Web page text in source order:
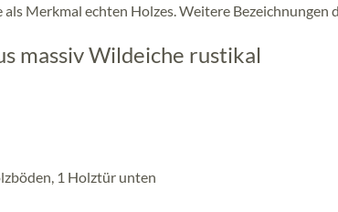
Merkmal echten Holzes. Weitere Bezeichnungen
massiv Wildeiche rustikal
1 Holztür unten